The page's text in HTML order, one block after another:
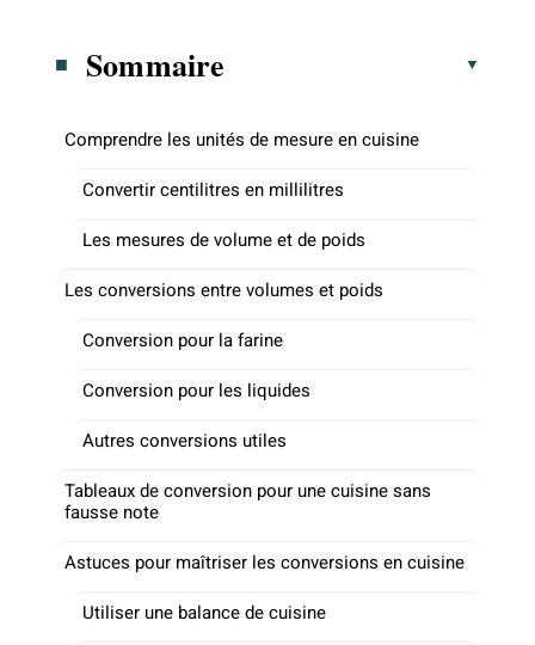
Sommaire
Comprendre les unités de mesure en cuisine
Convertir centilitres en millilitres
Les mesures de volume et de poids
Les conversions entre volumes et poids
Conversion pour la farine
Conversion pour les liquides
Autres conversions utiles
Tableaux de conversion pour une cuisine sans
fausse note
Astuces pour maîtriser les conversions en cuisine
Utiliser une balance de cuisine